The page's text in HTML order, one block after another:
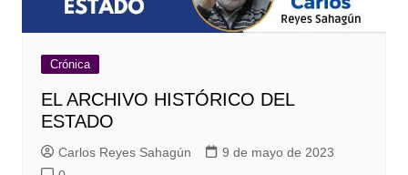
Crónica
EL ARCHIVO HISTÓRICO DEL
ESTADO
Carlos Reyes Sahagún
9 de mayo de 2023